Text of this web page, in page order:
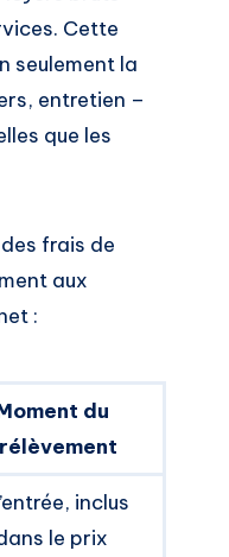
Cette
seulement la
entretien –
que les
frais de
aux
:
du
inclus
le prix